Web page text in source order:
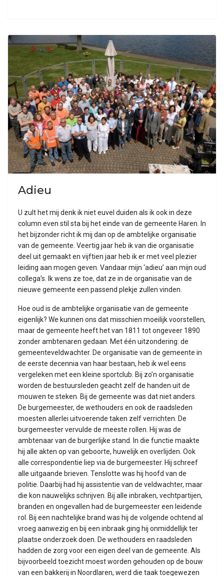
Adieu
U zult het mij denk ik niet euvel duiden als ik ook in deze
column even stil sta bij het einde van de gemeente Haren. In
het bijzonder richt ik mij dan op de ambtelijke organisatie
van de gemeente. Veertig jaar heb ik van die organisatie
deel uit gemaakt en vijftien jaar heb ik er met veel plezier
leiding aan mogen geven. Vandaar mijn ‘adieu’ aan mijn oud
collega’s. Ik wens ze toe, dat ze in de organisatie van de
nieuwe gemeente een passend plekje zullen vinden.
Hoe oud is de ambtelijke organisatie van de gemeente
eigenlijk? We kunnen ons dat misschien moeilijk voorstellen,
maar de gemeente heeft het van 1811 tot ongeveer 1890
zonder ambtenaren gedaan. Met één uitzondering: de
gemeenteveldwachter. De organisatie van de gemeente in
de eerste decennia van haar bestaan, heb ik wel eens
vergeleken met een kleine sportclub. Bij zo’n organisatie
worden de bestuursleden geacht zelf de handen uit de
mouwen te steken. Bij de gemeente was dat niet anders.
De burgemeester, de wethouders en ook de raadsleden
moesten allerlei uitvoerende taken zelf verrichten. De
burgemeester vervulde de meeste rollen. Hij was de
ambtenaar van de burgerlijke stand. In die functie maakte
hij alle akten op van geboorte, huwelijk en overlijden. Ook
alle correspondentie liep via de burgemeester. Hij schreef
alle uitgaande brieven. Tenslotte was hij hoofd van de
politie. Daarbij had hij assistentie van de veldwachter, maar
die kon nauwelijks schrijven. Bij alle inbraken, vechtpartijen,
branden en ongevallen had de burgemeester een leidende
rol. Bij een nachtelijke brand was hij de volgende ochtend al
vroeg aanwezig en bij een inbraak ging hij onmiddellijk ter
plaatse onderzoek doen. De wethouders en raadsleden
hadden de zorg voor een eigen deel van de gemeente. Als
bijvoorbeeld toezicht moest worden gehouden op de bouw
van een bakkerij in Noordlaren, werd die taak toegewezen